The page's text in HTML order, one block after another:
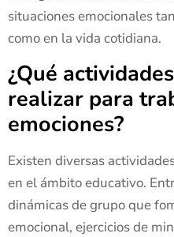
situaciones emocionales
como en la vida cotidiana.
¿Qué
realizar para
emociones?
Existen diversas
en el ámbito educativo.
dinámicas de grupo que
emocional, ejercicios de